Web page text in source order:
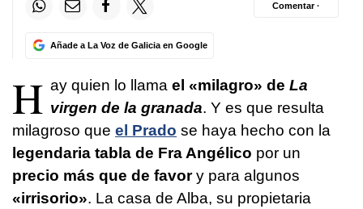
Añade a La Voz de Galicia en Google
Comentar ·
H ay quien lo llama el «milagro» de La
virgen de la granada. Y es que resulta
milagroso que el Prado se haya hecho con la
legendaria tabla de Fra Angélico por un
precio más que de favory para algunos
«irrisorio». La casa de Alba, su propietaria